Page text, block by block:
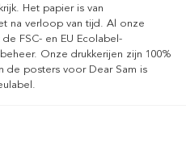
Het papier is van
na verloop van tijd. Al onze
FSC- en EU Ecolabel-
Onze drukkerijen zijn 100%
de posters voor Dear Sam is